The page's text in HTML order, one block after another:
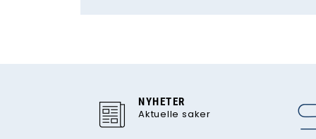
NYHETER
Aktuelle saker